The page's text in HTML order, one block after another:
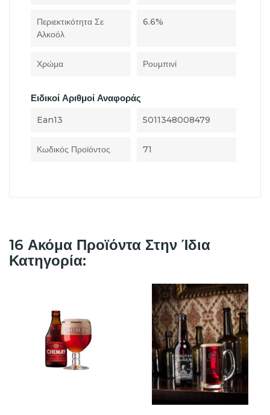
Περιεκτικότητα Σε
Αλκοόλ
6.6%
Χρώμα Ρουμπινί
Ειδικοί Αριθμοί Αναφοράς
Ean13 5011348008479
Κωδικός Προϊόντος 71
16 Ακόμα Προϊόντα Στην Ίδια
Κατηγορία: